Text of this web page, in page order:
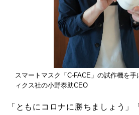
スマートマスク「C-FACE」の試作機を
ィクス社の小野泰助CEO
「ともにコロナに勝ちましょう」